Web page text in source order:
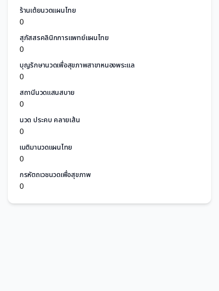
ร้านเต้ยนวดแผนไทย
0
สุภัสสรคลินิกการแพทย์แผนไทย
0
บุญรักษานวดเพื่อสุขภาพสาขาหนองพระแล
0
สถานีนวดแสนสบาย
0
นวด ประคบ คลายเส้น
0
เนติมานวดแผนไทย
0
กรหัตถเวชนวดเพื่อสุขภาพ
0